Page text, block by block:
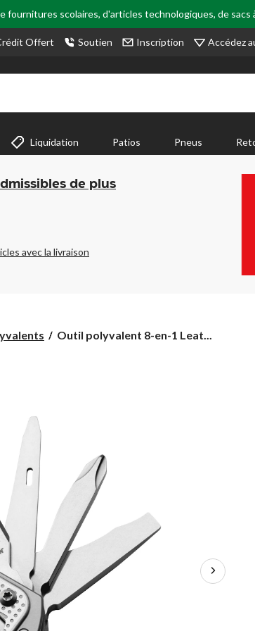
fournitures scolaires, d'articles technologiques, de
Offert Soutien Inscription Accédez
Liquidation Patios Pneus
de plus
avec la livraison
Outil
Outil polyvalent 8-en-1 Leat...